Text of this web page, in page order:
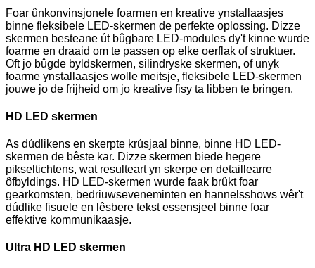
Foar ûnkonvinsjonele foarmen en kreative ynstallaasjes
binne fleksibele LED-skermen de perfekte oplossing. Dizze
skermen besteane út bûgbare LED-modules dy't kinne wurde
foarme en draaid om te passen op elke oerflak of struktuer.
Oft jo bûgde byldskermen, silindryske skermen, of unyk
foarme ynstallaasjes wolle meitsje, fleksibele LED-skermen
jouwe jo de frijheid om jo kreative fisy ta libben te bringen.
HD LED skermen
As dúdlikens en skerpte krúsjaal binne, binne HD LED-
skermen de bêste kar. Dizze skermen biede hegere
pikseltichtens, wat resulteart yn skerpe en detaillearre
ôfbyldings. HD LED-skermen wurde faak brûkt foar
gearkomsten, bedriuwseveneminten en hannelsshows wêr't
dúdlike fisuele en lêsbere tekst essensjeel binne foar
effektive kommunikaasje.
Ultra HD LED skermen